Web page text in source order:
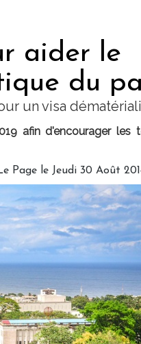
aider le
du
un visa
afin d'encourager les
Page le Jeudi 30 Août